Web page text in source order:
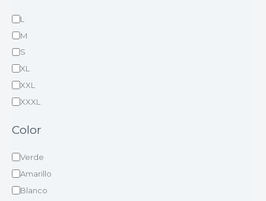
L
M
S
XL
XXL
XXXL
Color
Verde
Amarillo
Blanco